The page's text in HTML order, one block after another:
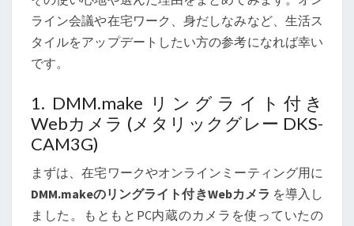
高
機
能
ク
＆
イ
ヤ
レ
ライン会議や在宅ワーク、身だしなみなど、生活ス
タイルをアップデートしたい方の参考になれば幸い
です。
1. DMM.make リングライト付き
Webカメラ (メタリックグレー DKS-
CAM3G)
まずは、在宅ワークやオンラインミーティング用に
DMM.makeのリングライト付きWebカメラ を導入し
ました。もともとPC内蔵のカメラを使っていたの